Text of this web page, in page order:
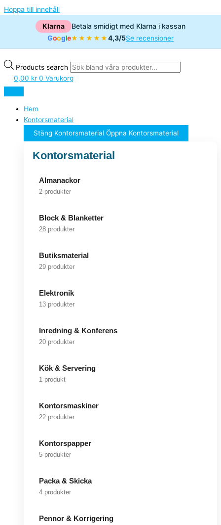
Hoppa till innehåll
Klarna
Betala smidigt med Klarna i kassan
Google★★★★★4,3/5Se recensioner
Products search
0,00 kr 0 Varukorg
Hem
Kontorsmaterial
Stäng Kontorsmaterial Öppna Kontorsmaterial
Kontorsmaterial
Almanackor
2 produkter
Block & Blanketter
28 produkter
Butiksmaterial
29 produkter
Elektronik
13 produkter
Inredning & Konferens
20 produkter
Kök & Servering
1 produkt
Kontorsmaskiner
22 produkter
Kontorspapper
5 produkter
Packa & Skicka
4 produkter
Pennor & Korrigering